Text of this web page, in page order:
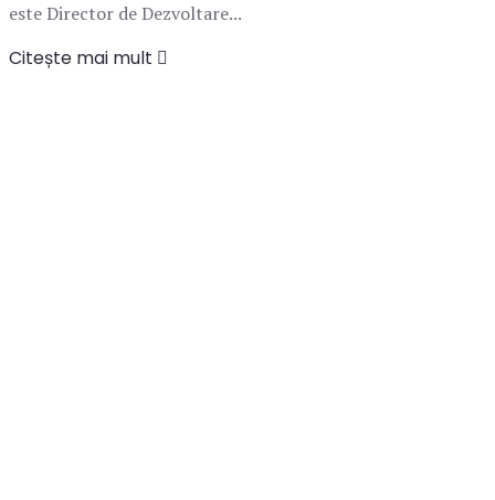
este Director de Dezvoltare...
Citește mai mult